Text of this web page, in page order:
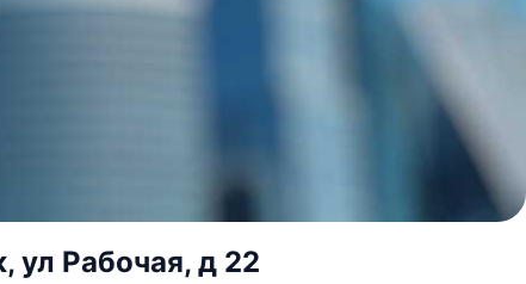
ул Рабочая, д 22